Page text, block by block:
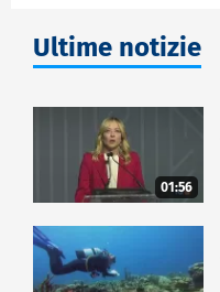
Ultime notizie
01:56